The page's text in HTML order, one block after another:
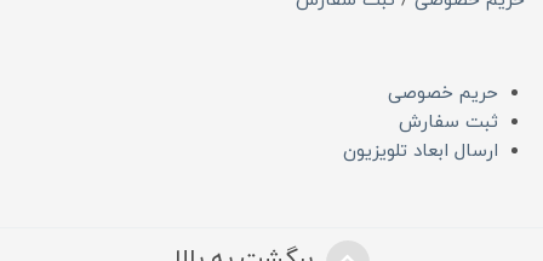
حریم خصوصی
ثبت سفارش
ارسال ابعاد تلویزیون